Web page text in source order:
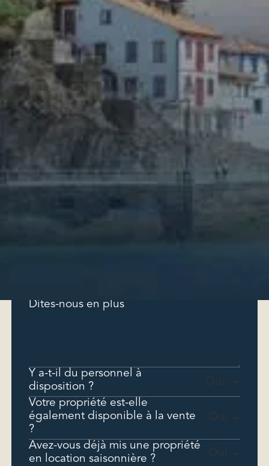
Y a-t-il du personnel à
disposition ?
Votre propriété est-elle
également disponible à la vente
?
Avez-vous déjà mis une propriété
en location saisonnière ?